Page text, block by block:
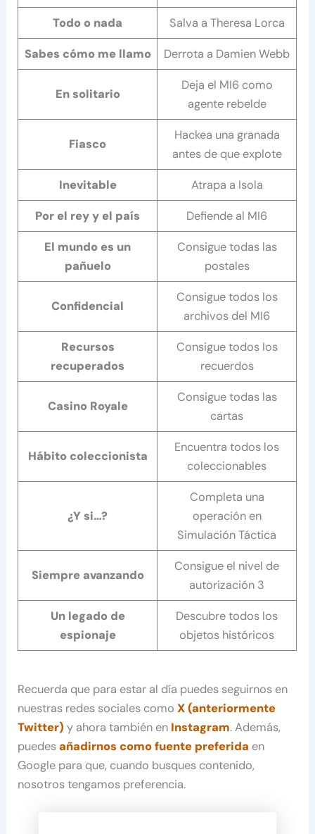
Todo o nada Salva a Theresa Lorca
Sabes cómo me llamo Derrota a Damien Webb
En solitario
Deja el MI6 como
agente rebelde
Fiasco
Hackea una granada
antes de que explote
Inevitable Atrapa a Isola
Por el rey y el país Defiende al MI6
El mundo es un
pañuelo
Consigue todas las
postales
Confidencial
Consigue todos los
archivos del MI6
Recursos
recuperados
Consigue todos los
recuerdos
Casino Royale
Consigue todas las
cartas
Hábito coleccionista
Encuentra todos los
coleccionables
¿Y si…?
Completa una
operación en
Simulación Táctica
Siempre avanzando
Consigue el nivel de
autorización 3
Un legado de
espionaje
Descubre todos los
objetos históricos
Recuerda que para estar al día puedes seguirnos en
nuestras redes sociales comoX (anteriormente
Twitter) y ahora también en Instagram. Además,
puedesañadirnos como fuente preferida en
Google para que, cuando busques contenido,
nosotros tengamos preferencia.